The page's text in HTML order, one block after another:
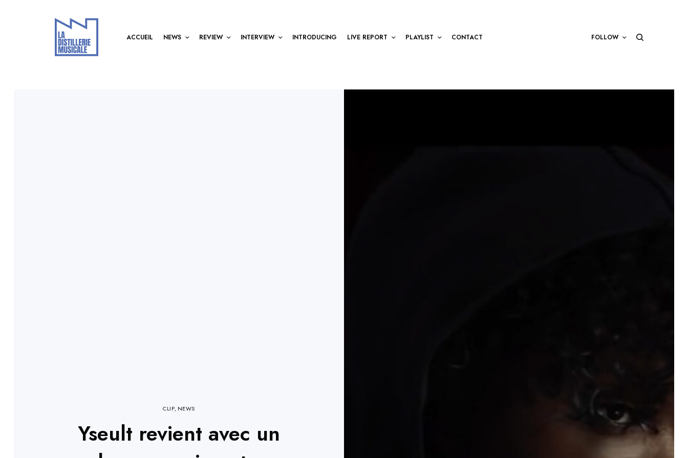
ACCUEIL NEWS REVIEW INTERVIEW INTRODUCING LIVE REPORT PLAYLIST CONTACT FOLLOW
CLIP, NEWS
Yseult revient avec un